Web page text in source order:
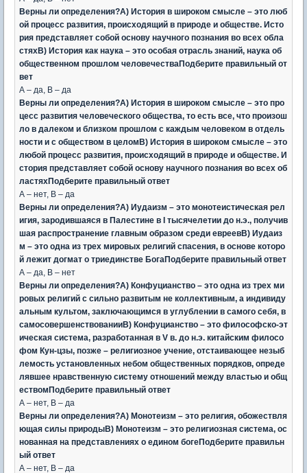
Верны ли определения?А) История в широком смысле – это люб
ой процесс развития, происходящий в природе и обществе. Исто
рия представляет собой основу научного познания во всех обла
стяхВ) История как наука – это особая отрасль знаний, наука об
общественном прошлом человечестваПодберите правильный от
вет
А – да, В – да
Верны ли определения?А) История в широком смысле – это про
цесс развития человеческого общества, то есть все, что произош
ло в далеком и близком прошлом с каждым человеком в отдель
ности и с обществом в целомВ) История в широком смысле – это
любой процесс развития, происходящий в природе и обществе. И
стория представляет собой основу научного познания во всех об
ластяхПодберите правильный ответ
А – нет, В – да
Верны ли определения?А) Иудаизм – это монотеистическая рел
игия, зародившаяся в Палестине в I тысячелетии до н.э., получив
шая распространение главным образом среди евреевВ) Иудаиз
м – это одна из трех мировых религий спасения, в основе которо
й лежит догмат о триединстве БогаПодберите правильный ответ
А – да, В – нет
Верны ли определения?А) Конфуцианство – это одна из трех ми
ровых религий с сильно развитым не коллективным, а индивиду
альным культом, заключающимся в углублении в самого себя, в
самосовершенствованииВ) Конфуцианство – это философско-эт
ическая система, разработанная в V в. до н.э. китайским филосо
фом Кун-цзы, позже – религиозное учение, отстаивающее незыб
лемость установленных небом общественных порядков, опреде
лявшее нравственную систему отношений между властью и общ
ествомПодберите правильный ответ
А – нет, В – да
Верны ли определения?А) Монотеизм – это религия, обожествля
ющая силы природыВ) Монотеизм – это религиозная система, ос
нованная на представлениях о едином богеПодберите правильн
ый ответ
А – нет, В – да